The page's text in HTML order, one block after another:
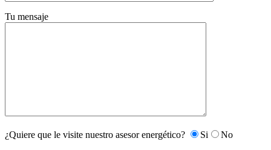
Tu mensaje
¿Quiere que le visite nuestro asesor energético? Si No